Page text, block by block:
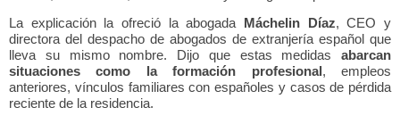
La explicación la ofreció la abogada
Máchelin Díaz, CEO y
directora del despacho de abogados de extranjería español que
lleva su mismo nombre. Dijo que estas medidas abarcan
situaciones como la formación profesional , empleos
anteriores, vínculos familiares con españoles y casos de pérdida
reciente de la residencia.